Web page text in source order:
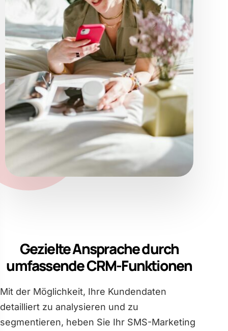
Gezielte Ansprache durch
umfassende CRM-Funktionen
Mit der Möglichkeit, Ihre Kundendaten
detailliert zu analysieren und zu
segmentieren, heben Sie Ihr SMS-Marketing